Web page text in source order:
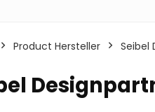
Product Hersteller ‎Seibel